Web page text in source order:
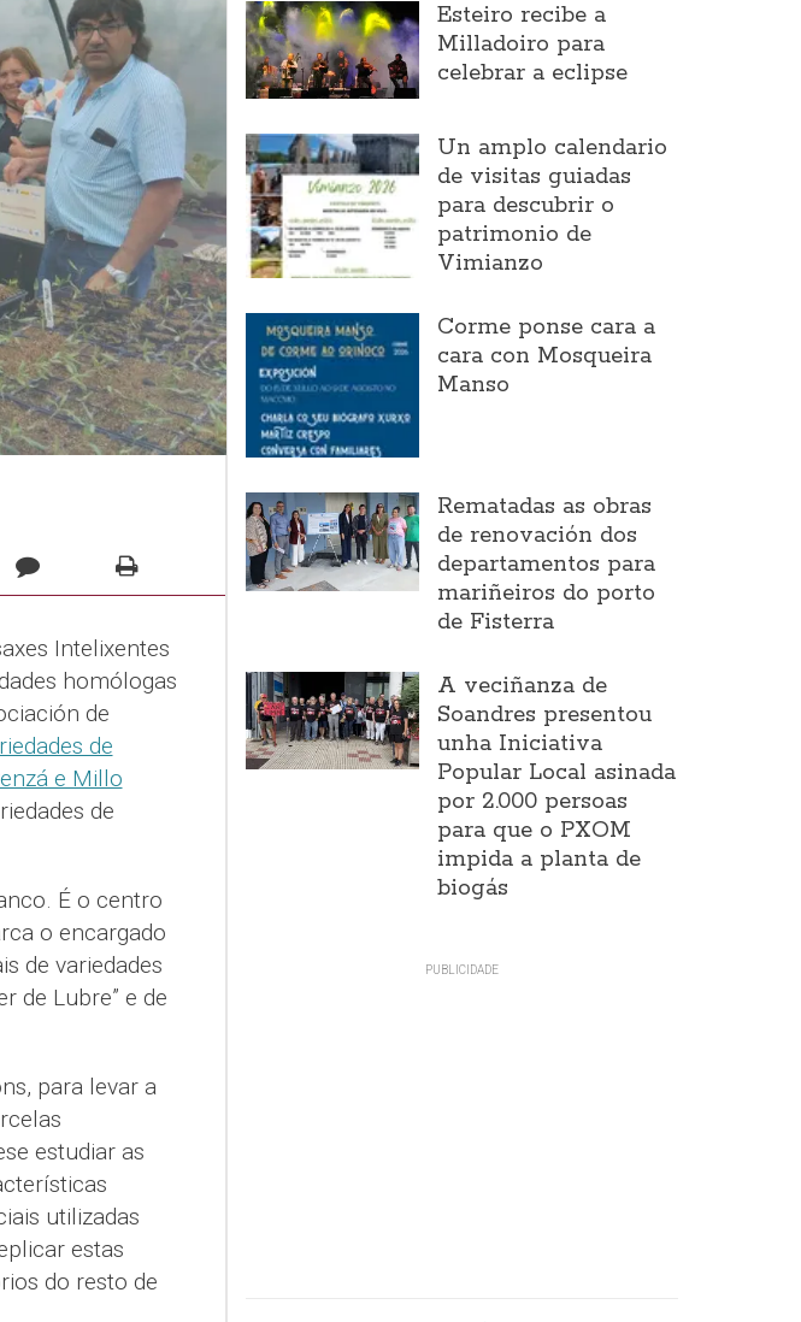
Intelixentes
homólogas
de
de
e Millo
de
É o centro
o encargado
de variedades
de Lubre” e de
para levar a
estudiar as
utilizadas
estas
do resto de
Esteiro recibe a
Milladoiro para
celebrar a eclipse
Un amplo calendario
de visitas guiadas
para descubrir o
patrimonio de
Vimianzo
Corme ponse cara a
cara con Mosqueira
Manso
Rematadas as obras
de renovación dos
departamentos para
mariñeiros do porto
de Fisterra
A veciñanza de
Soandres presentou
unha Iniciativa
Popular Local asinada
por 2.000 persoas
para que o PXOM
impida a planta de
biogás